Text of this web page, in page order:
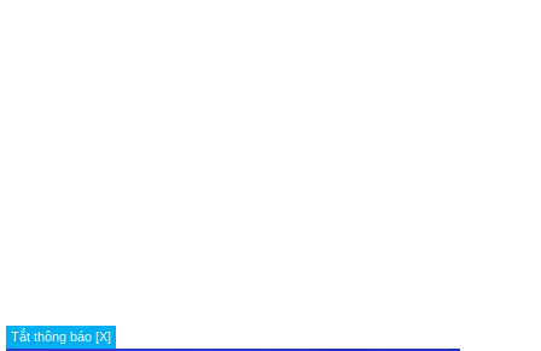
Tắt thông báo [X]